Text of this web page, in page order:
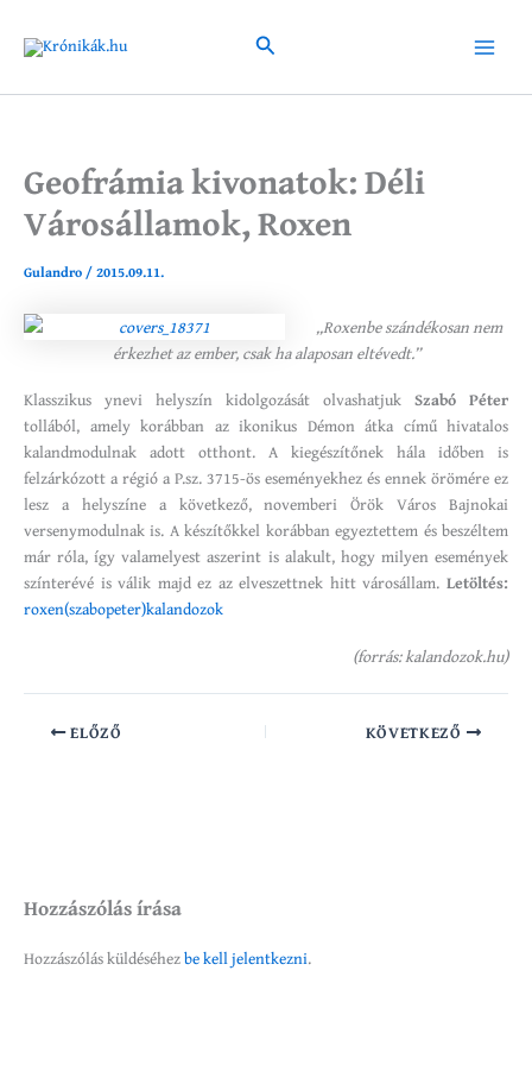
content
Search
Main
Geofrámia kivonatok: Déli
Városállamok, Roxen
Gulandro /2015.09.11.
„Roxenbe szándékosan nem
érkezhet az ember, csak ha alaposan eltévedt.”
Klasszikus ynevi helyszín kidolgozását olvashatjuk Szabó Péter
tollából, amely korábban az ikonikus Démon átka című hivatalos
kalandmodulnak adott otthont. A kiegészítőnek hála időben is
felzárkózott a régió a P.sz. 3715-ös eseményekhez és ennek örömére ez
lesz a helyszíne a következő, novemberi Örök Város Bajnokai
versenymodulnak is. A készítőkkel korábban egyeztettem és beszéltem
már róla, így valamelyest aszerint is alakult, hogy milyen események
színterévé is válik majd ez az elveszettnek hitt városállam. Letöltés:
roxen(szabopeter)kalandozok
(forrás: kalandozok.hu)
ELŐZŐ KÖVETKEZŐ
Hozzászólás írása
Hozzászólás küldéséhezbe kell jelentkezni.